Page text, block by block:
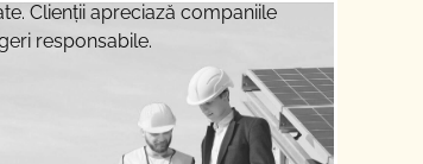
Clienții apreciază companiile
responsabile.